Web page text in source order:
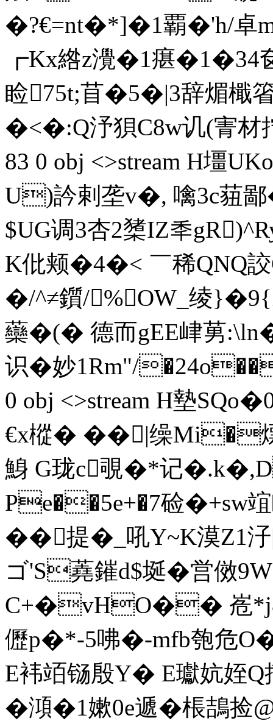
�?€=nt�*]�1覇�'h/卓
┏Kx綹z灚�1瘎�1�34
睑75t;苜�5�|3辞煝檝
�<�:Q汿狽C8w讥(寈材拧
83 0 obj <>stream H壃
U)訡剌垄v�, 噙3c莥
$UG调3杏2橥IZ秊
K仳颊�4�< ￣稀
�/ ^≠鑕/%OW_绫
虊�(� 德而gEE峍莮
识�妙1Rm"/
0 obj <>stream H墊
€x樅� ��|缲Mi�
鯓 G珑c覗�*记
Pe��5e+�7硷�+sw
��提�_吼Y~K漠
ゴ'S蕘鏙d$埏�営傚
C+�vHO�� 峞
儮p�*-5咈�-mfb匏
E袆竡铴殷Y� E瓛妔姪Q
�澒�1嫰0e遞�棖鴶捡